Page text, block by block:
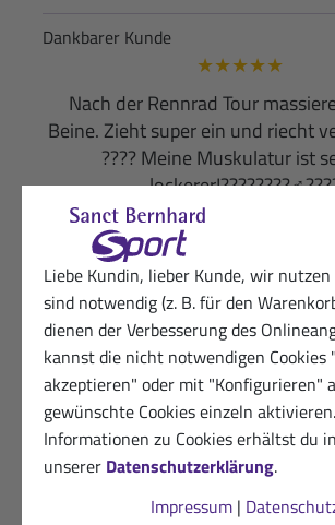
Liebe Kundin, lieber Kunde, wir nutzen
sind notwendig (z. B. für den
dienen der Verbesserung des
kannst die nicht notwendigen Cookies
akzeptieren" oder mit "Konfigurieren"
gewünschte Cookies einzeln
Informationen zu Cookies erhältst du in
unserer Datenschutzerklärung.
Impressum|
Dankbarer Kunde
★★★★★
Nach der Rennrad Tour
Beine. Zieht super ein und riecht
???? Meine Muskulatur ist
VERIFIZIERT
Begeisterte Kundin von Sanct
Sport
★★★★★
Wow produktiv
VERIFIZIERT
Dankbare Kundin
★★★★★